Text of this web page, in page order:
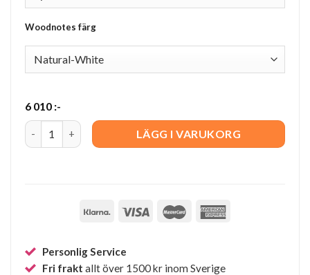
Woodnotes färg
6 010 :-
Railway quantity LÄGG I VARUKORG
Personlig Service
Fri frakt allt över 1500 kr inom Sverige